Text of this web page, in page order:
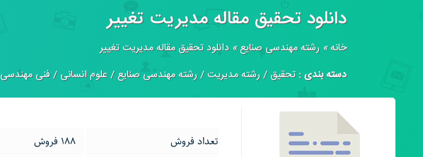
دانلود تحقیق مقاله مدیریت تغییر
خانه» رشته مهندسی صنایع» دانلود تحقیق مقاله مدیریت تغییر
دسته بندی :تحقیق/رشته مدیریت/رشته مهندسی صنایع/علوم انسانی/فنی مهندسی
تعداد فروش
188 فروش